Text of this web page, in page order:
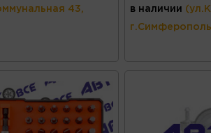
43, в наличии